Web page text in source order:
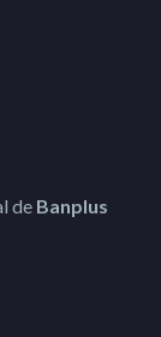
de Banplus